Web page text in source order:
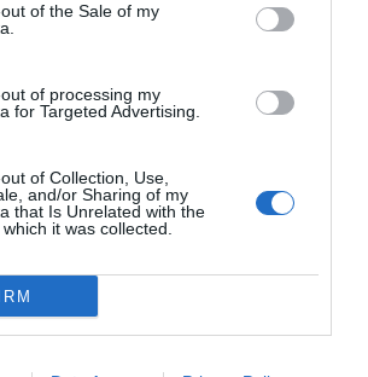
of the Sale of my
of processing my
for Targeted Advertising.
of Collection, Use,
and/or Sharing of my
that Is Unrelated with the
it was collected.
{} [+]